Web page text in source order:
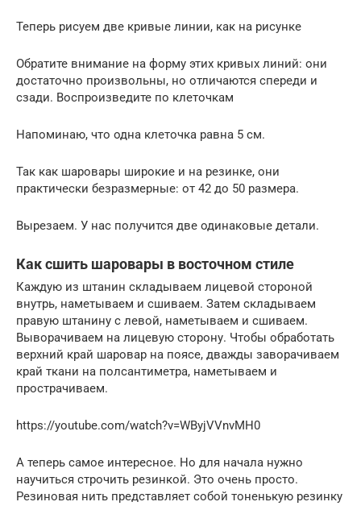
Теперь рисуем две кривые линии, как на рисунке
Обратите внимание на форму этих кривых линий: они
достаточно произвольны, но отличаются спереди и
сзади. Воспроизведите по клеточкам
Напоминаю, что одна клеточка равна 5 см.
Так как шаровары широкие и на резинке, они
практически безразмерные: от 42 до 50 размера.
Вырезаем. У нас получится две одинаковые детали.
Как сшить шаровары в восточном стиле
Каждую из штанин складываем лицевой стороной
внутрь, наметываем и сшиваем. Затем складываем
правую штанину с левой, наметываем и сшиваем.
Выворачиваем на лицевую сторону. Чтобы обработать
верхний край шаровар на поясе, дважды заворачиваем
край ткани на полсантиметра, наметываем и
прострачиваем.
https://youtube.com/watch?v=WByjVVnvMH0
А теперь самое интересное. Но для начала нужно
научиться строчить резинкой. Это очень просто.
Резиновая нить представляет собой тоненькую резинку